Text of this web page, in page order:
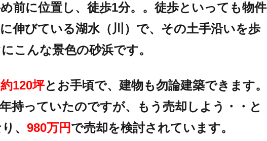
前に位置し、徒歩1分。。徒歩といっても物件
伸びている湖水（川）で、その土手沿いを歩
こんな景色の砂浜です。
約120坪とお手頃で、建物も勿論建築できます。
持っていたのですが、もう売却しよう・・と
、 980万円で売却を検討されています。